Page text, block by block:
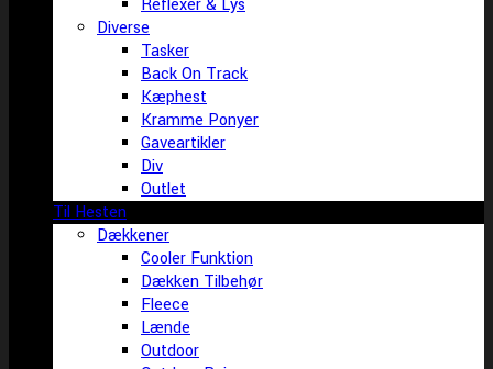
Reflexer & Lys
Diverse
Tasker
Back On Track
Kæphest
Kramme Ponyer
Gaveartikler
Div
Outlet
Til Hesten
Dækkener
Cooler Funktion
Dækken Tilbehør
Fleece
Lænde
Outdoor